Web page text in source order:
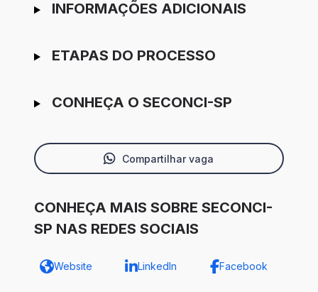
INFORMAÇÕES ADICIONAIS
ETAPAS DO PROCESSO
CONHEÇA O SECONCI-SP
Compartilhar vaga
CONHEÇA MAIS SOBRE SECONCI-
SP NAS REDES SOCIAIS
Website LinkedIn Facebook